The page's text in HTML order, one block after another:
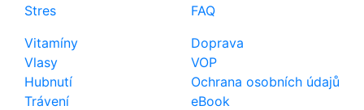
Stres
Vitamíny
Vlasy
Hubnutí
Trávení
FAQ
Doprava
VOP
Ochrana osobních údajů
eBook